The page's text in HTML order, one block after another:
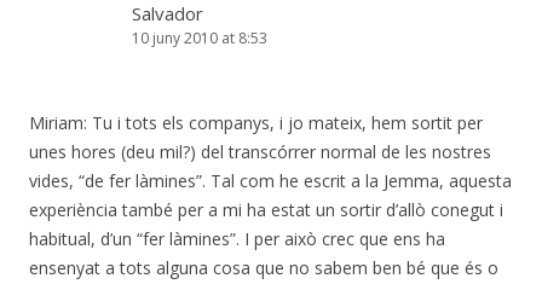
Salvador
10 juny 2010 at 8:53
Miriam: Tu i tots els companys, i jo mateix, hem sortit per
unes hores (deu mil?) del transcórrer normal de les nostres
vides, “de fer làmines”. Tal com he escrit a la Jemma, aquesta
experiència també per a mi ha estat un sortir d’allò conegut i
habitual, d’un “fer làmines”. I per això crec que ens ha
ensenyat a tots alguna cosa que no sabem ben bé que és o